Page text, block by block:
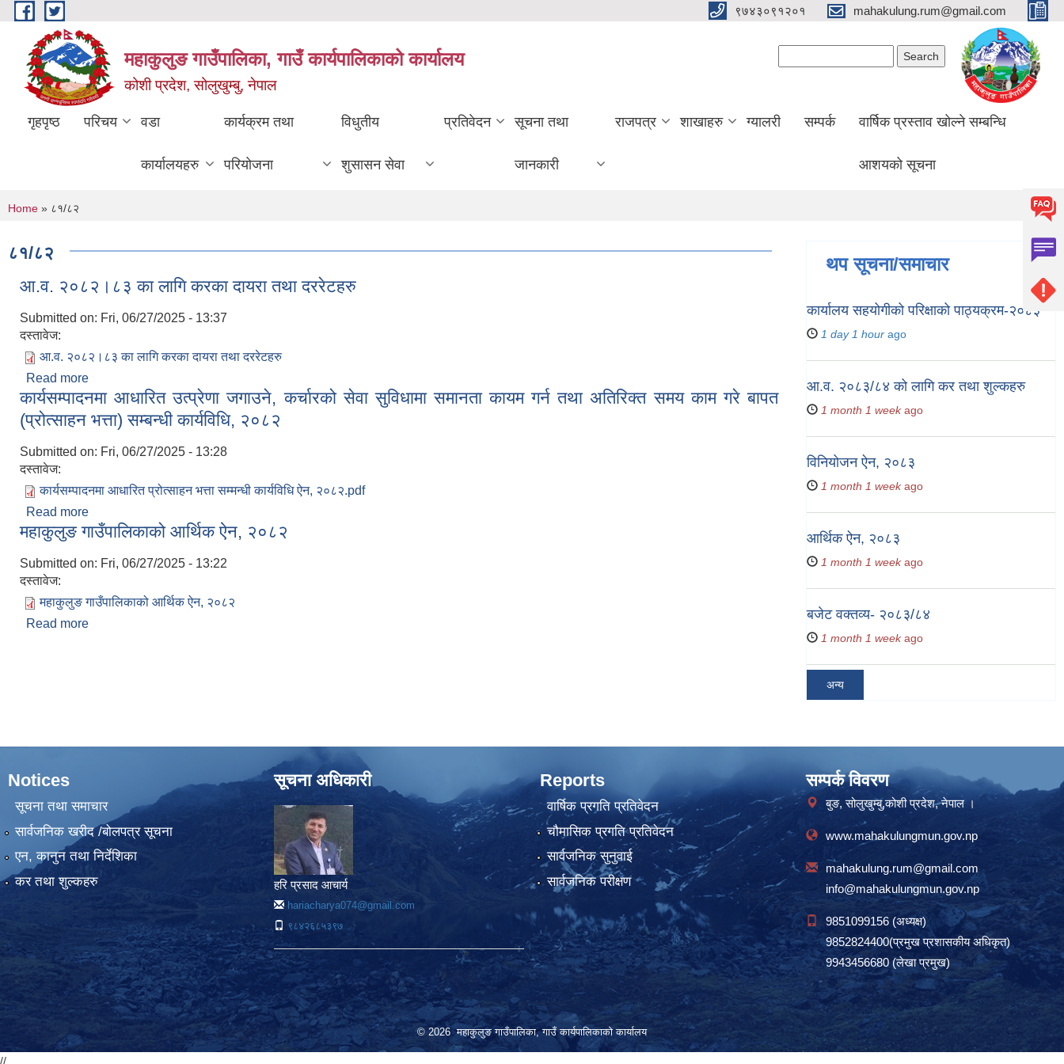
Skip to main content ९७४३०९१२०१ mahakulung.rum@gmail.com
महाकुलुङ गाउँपालिका, गाउँ कार्यपालिकाको कार्यालय
कोशी प्रदेश, सोलुखुम्बु, नेपाल
गृहपृष्ठ परिचय वडा
कार्यालयहरु
कार्यक्रम तथा
परियोजना
विधुतीय
शुसासन सेवा
प्रतिवेदन सूचना तथा
जानकारी
राजपत्र शाखाहरु ग्यालरी सम्पर्क वार्षिक प्रस्ताव खोल्ने सम्बन्धि
आशयको सूचना
You are here
Home » ८१/८२
८१/८२
आ.व. २०८२।८३ का लागि करका दायरा तथा दररेटहरु
Submitted on: Fri, 06/27/2025 - 13:37
दस्तावेज:
आ.व. २०८२।८३ का लागि करका दायरा तथा दररेटहरु
Read more
कार्यसम्पादनमा आधारित उत्प्रेणा जगाउने, कर्चारको सेवा सुविधामा समानता कायम गर्न तथा अतिरिक्त समय काम गरे बापत
(प्रोत्साहन भत्ता) सम्बन्धी कार्यविधि, २०८२
Submitted on: Fri, 06/27/2025 - 13:28
दस्तावेज:
कार्यसम्पादनमा आधारित प्रोत्साहन भत्ता सम्मन्धी कार्यविधि ऐन, २०८२.pdf
Read more
कार्यविधि, २०८२
महाकुलुङ गाउँपालिकाको आर्थिक ऐन, २०८२
Submitted on: Fri, 06/27/2025 - 13:22
दस्तावेज:
महाकुलुङ गाउँपालिकाको आर्थिक ऐन, २०८२
Read more
थप सूचना/समाचार
कार्यालय सहयोगीको परिक्षाको पाठ्यक्रम-२०८३
1 day 1 hour ago
आ.व. २०८३/८४ को लागि कर तथा शुल्कहरु
1 month 1 weekago
विनियोजन ऐन, २०८३
1 month 1 weekago
आर्थिक ऐन, २०८३
1 month 1 weekago
बजेट वक्तव्य- २०८३/८४
1 month 1 weekago
अन्य
Notices
सूचना तथा समाचार
सार्वजनिक खरीद /बोलपत्र सूचना
एन, कानुन तथा निर्देशिका
कर तथा शुल्कहरु
सूचना अधिकारी
हरि प्रसाद आचार्य
hariacharya074@gmail.com
९८४२६८५३९७
Reports
वार्षिक प्रगति प्रतिवेदन
चौमासिक प्रगति प्रतिवेदन
सार्वजनिक सुनुवाई
सार्वजनिक परीक्षण
सम्पर्क विवरण
बुङ, सोलुखुम्बु,कोशी प्रदेश, नेपाल ।
www.mahakulungmun.gov.np
mahakulung.rum@gmail.com
info@mahakulungmun.gov.np
9851099156 (अध्यक्ष)
9852824400(प्रमुख प्रशासकीय अधिकृत)
9943456680 (लेखा प्रमुख)
© 2026 महाकुलुङ गाउँपालिका, गाउँ कार्यपालिकाको कार्यालय
//